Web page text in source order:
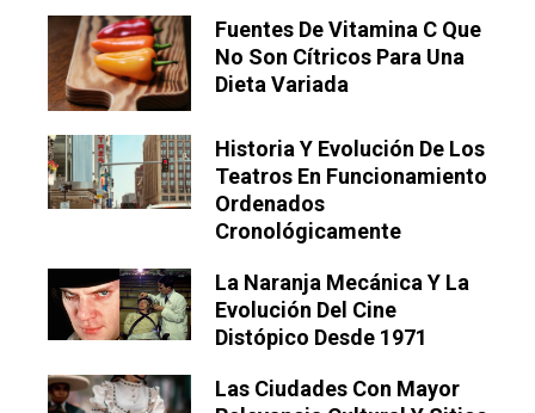
Fuentes De Vitamina C Que
No Son Cítricos Para Una
Dieta Variada
Historia Y Evolución De Los
Teatros En Funcionamiento
Ordenados
Cronológicamente
La Naranja Mecánica Y La
Evolución Del Cine
Distópico Desde 1971
Las Ciudades Con Mayor